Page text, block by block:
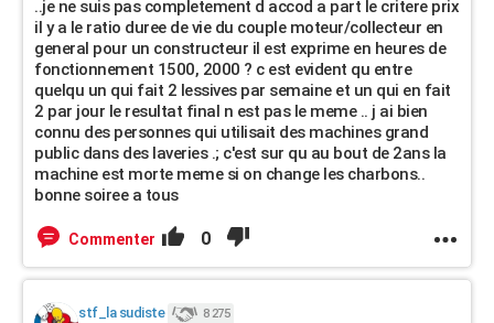
..je ne suis pas completement d accod a part le critere prix
il y a le ratio duree de vie du couple moteur/collecteur en
general pour un constructeur il est exprime en heures de
fonctionnement 1500, 2000 ? c est evident qu entre
quelqu un qui fait 2 lessives par semaine et un qui en fait
2 par jour le resultat final n est pas le meme .. j ai bien
connu des personnes qui utilisait des machines grand
public dans des laveries .; c'est sur qu au bout de 2ans la
machine est morte meme si on change les charbons..
bonne soiree a tous
Commenter 0
stf_la sudiste 8 275